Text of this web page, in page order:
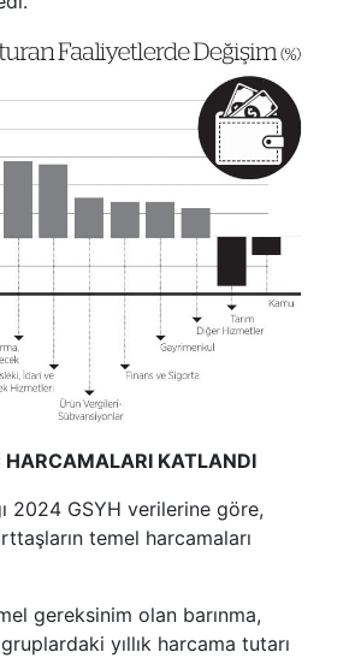
HARCAMALARI KATLANDI
2024 GSYH verilerine göre,
temel harcamaları
gereksinim olan barınma,
yıllık harcama tutarı